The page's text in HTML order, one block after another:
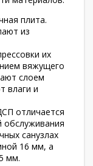
плита.
из
их
вяжущего
слоем
влаги и
отличается
обслуживания
санузлах
16 мм, а
мм.